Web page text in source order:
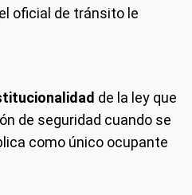
oficial de tránsito le
de la ley que
de seguridad cuando se
como único ocupante